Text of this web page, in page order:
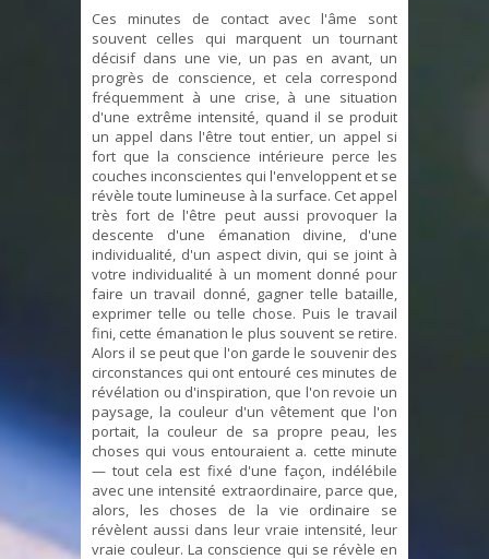
Ces minutes de contact avec l'âme sont
souvent celles qui marquent un tournant
décisif dans une vie, un pas en avant, un
progrès de conscience, et cela correspond
fréquemment à une crise, à une situation
d'une extrême intensité, quand il se produit
un appel dans l'être tout entier, un appel si
fort que la conscience intérieure perce les
couches inconscientes qui l'enveloppent et se
révèle toute lumineuse à la surface. Cet appel
très fort de l'être peut aussi provoquer la
descente d'une émanation divine, d'une
individualité, d'un aspect divin, qui se joint à
votre individualité à un moment donné pour
faire un travail donné, gagner telle bataille,
exprimer telle ou telle chose. Puis le travail
fini, cette émanation le plus souvent se retire.
Alors il se peut que l'on garde le souvenir des
circonstances qui ont entouré ces minutes de
révélation ou d'inspiration, que l'on revoie un
paysage, la couleur d'un vêtement que l'on
portait, la couleur de sa propre peau, les
choses qui vous entouraient a. cette minute
— tout cela est fixé d'une façon, indélébile
avec une intensité extraordinaire, parce que,
alors, les choses de la vie ordinaire se
révèlent aussi dans leur vraie intensité, leur
vraie couleur. La conscience qui se révèle en